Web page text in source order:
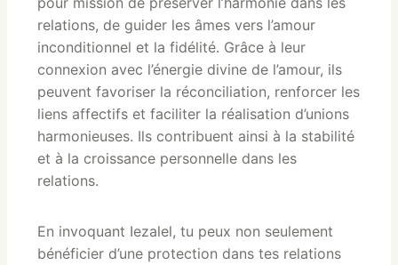
relations, de guider les âmes vers l’amour
inconditionnel et la fidélité. Grâce à leur
connexion avec l’énergie divine de l’amour, ils
peuvent favoriser la réconciliation, renforcer les
liens affectifs et faciliter la réalisation d’unions
harmonieuses. Ils contribuent ainsi à la stabilité
et à la croissance personnelle dans les
relations.
En invoquant Iezalel, tu peux non seulement
bénéficier d’une protection dans tes relations